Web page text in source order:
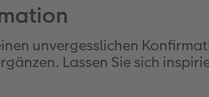
unvergesslichen
Lassen Sie sich